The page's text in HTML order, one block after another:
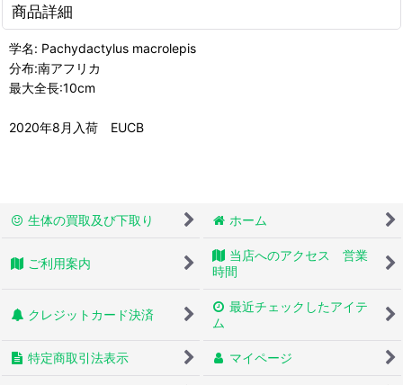
商品詳細
学名: Pachydactylus macrolepis
分布:南アフリカ
最大全長:10cm
2020年8月入荷 EUCB
生体の買取及び下取り ホーム
ご利用案内
当店へのアクセス 営業
時間
クレジットカード決済
最近チェックしたアイテ
ム
特定商取引法表示 マイページ